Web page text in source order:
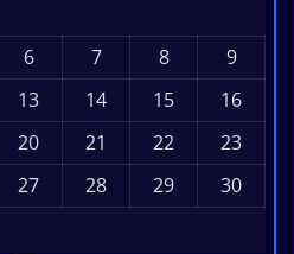
6 7 8
9
13 14 15
16
20 21 22
23
27 28 29
30